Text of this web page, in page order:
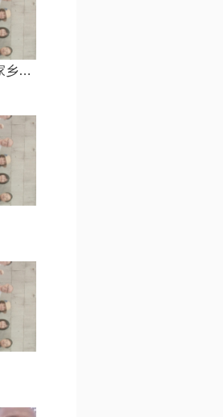
西沙我可爱的家乡一妮子合唱版